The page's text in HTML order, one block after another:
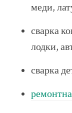
меди,
сварка
лодки,
сварка